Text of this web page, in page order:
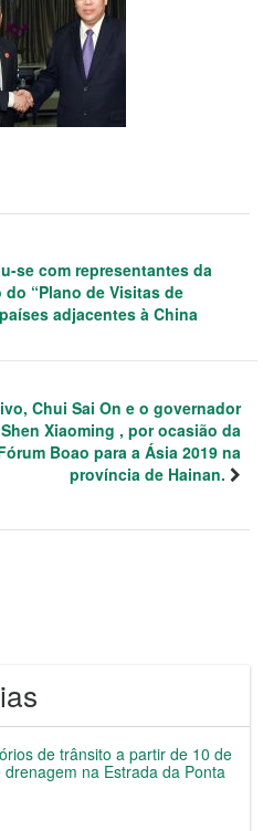
se com representantes da
“Plano de Visitas de
adjacentes à China
Chui Sai On e o governador
Xiaoming , por ocasião da
Boao para a Ásia 2019 na
província de Hainan.
de trânsito a partir de 10 de
na Estrada da Ponta